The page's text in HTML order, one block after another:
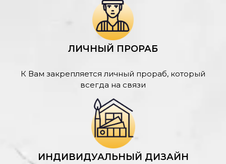
ЛИЧНЫЙ ПРОРАБ
К Вам закрепляется личный прораб, который
всегда на связи
ИНДИВИДУАЛЬНЫЙ ДИЗАЙН